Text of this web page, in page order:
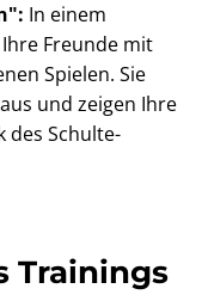
In einem
Freunde mit
Spielen. Sie
und zeigen Ihre
des Schulte-
Trainings